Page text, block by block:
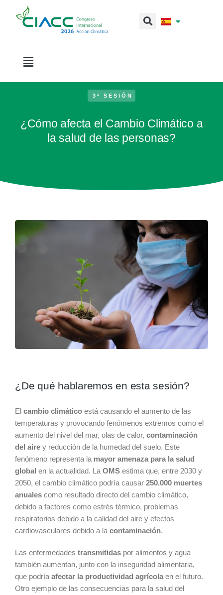
3ª SESIÓN
¿Cómo afecta el Cambio Climático a
la salud de las personas?
¿De qué hablaremos en esta sesión?
El cambio climático está causando el aumento de las
temperaturas y provocando fenómenos extremos como el
aumento del nivel del mar, olas de calor, contaminación
del aire y reducción de la humedad del suelo. Este
fenómeno representa la mayor amenaza para la salud
global en la actualidad. La OMS estima que, entre 2030 y
2050, el cambio climático podría causar 250.000 muertes
anuales como resultado directo del cambio climático,
debido a factores como estrés térmico, problemas
respiratorios debido a la calidad del aire y efectos
cardiovasculares debido a la contaminación.
Las enfermedades transmitidas por alimentos y agua
también aumentan, junto con la inseguridad alimentaria,
que podría afectar la productividad agrícola en el futuro.
Otro ejemplo de las consecuencias para la salud del